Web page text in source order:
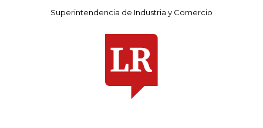
Superintendencia de Industria y Comercio